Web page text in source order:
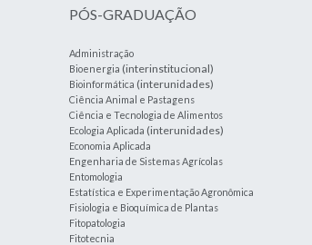
PÓS-GRADUAÇÃO
Administração
Bioenergia (interinstitucional)
Bioinformática (interunidades)
Ciência Animal e Pastagens
Ciência e Tecnologia de Alimentos
Ecologia Aplicada (interunidades)
Economia Aplicada
Engenharia de Sistemas Agrícolas
Entomologia
Estatística e Experimentação Agronômica
Fisiologia e Bioquímica de Plantas
Fitopatologia
Fitotecnia